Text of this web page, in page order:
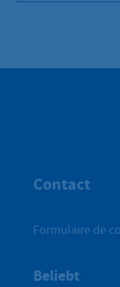
Contact
Formulaire de
Beliebt